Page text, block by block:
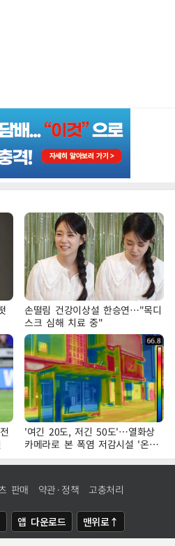
손떨림 건강이상설 한승연…"목디
스크 심해 치료 중"
'여긴 20도, 저긴 50도'…열화상
카메라로 본 폭염 저감시설 '온도
차'
판매 약관·정책 고충처리
앱 다운로드 맨위로↑